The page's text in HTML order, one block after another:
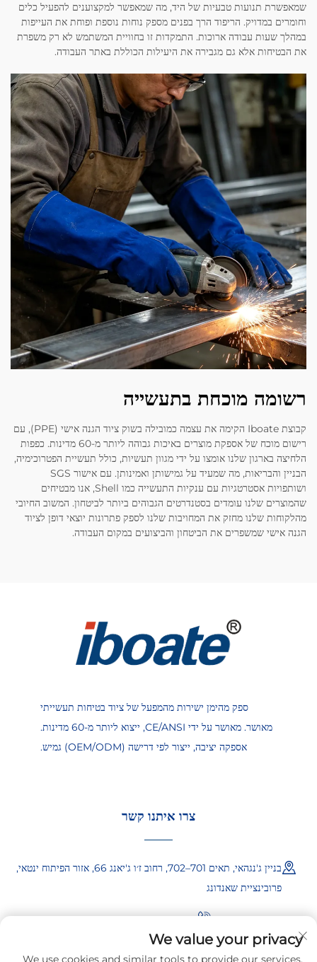
שמאפשרת תנועות טבעיות של היד, מה שמאפשר למקצוענים להפעיל כלים
וחומרים במדויק. הריפוד הרך בפנים מספק נוחות נוספת ופוחת את העייפות
במהלך שעות עבודה ארוכות. התמקדות זו בחוויית המשתמש לא רק משפרת
את הבטיחות אלא גם מגבירה את היעילות הכוללת באתר העבודה.
רשומה מוכחת בתעשייה
קבוצת Iboate הקימה את עצמה כמובילה בשוק ציוד הגנה אישי (PPE), עם
רישום מוכח של אספקת מוצרים באיכות גבוהה ליותר מ-60 מדינות. כפפות
הלחיצה בארגון שלנו אומצו על ידי מגוון תעשיות, כולל תעשיית הפטרוכימיה,
הבניין והבריאות, מה שמעיד על גמישותן ואמינותן. עם אישור SGS
ושותפויות אסטרטגיות עם ענקיות התעשייה כמו Shell, אנו מבטיחים
שהמוצרים שלנו עומדים בסטנדרטים הגבוהים ביותר לביטחון. המשוב החיובי
מהלקוחות שלנו מחזק את המחויבות שלנו לספק פתרונות יוצאי דופן לציוד
הגנה אישי שמשפרים את הביטחון והביצועים במקום העבודה.
ספק מהימן ישירות מהמפעל של ציוד בטיחות תעשייתי
מאושר. מאושר על ידי CE/ANSI, ייצוא ליותר מ-60 מדינות.
אספקה יציבה, ייצור לפי דרישה (OEM/ODM) גמיש.
צרו איתנו קשר
בניין ג'נגהאי, תאים 701–702, רחוב ז׳ו ג'יאנג 66, אזור הפיתוח ינטאי,
פרובינציית שאנדונג
+86-18865557722
+86-18865522722
We value your privacy
We use cookies and similar tools to provide our services.